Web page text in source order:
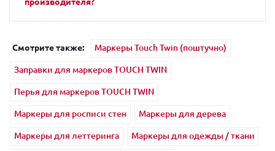
Смотрите также:
Маркеры Touch Twin (поштучно)
Заправки для маркеров TOUCH TWIN
Перья для маркеров TOUCH TWIN
Маркеры для росписи стен
Маркеры для дерева
Маркеры для леттеринга
Маркеры для одежды / ткани